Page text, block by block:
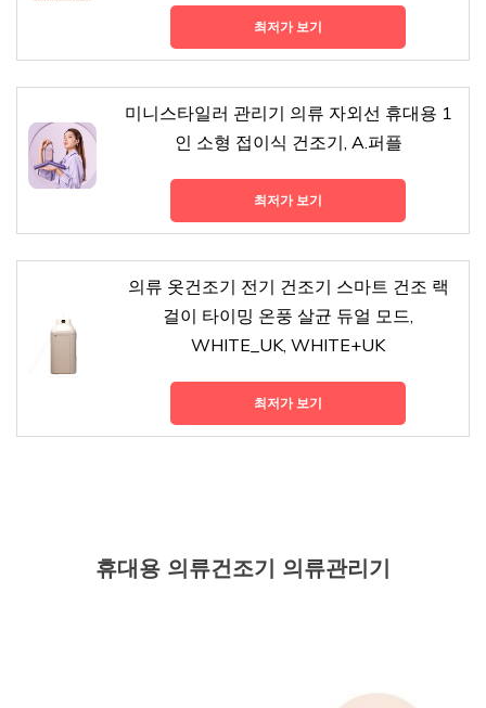
최저가 보기
미니스타일러 관리기 의류 자외선 휴대용 1
인 소형 접이식 건조기, A.퍼플
최저가 보기
의류 옷건조기 전기 건조기 스마트 건조 랙
걸이 타이밍 온풍 살균 듀얼 모드,
WHITE_UK, WHITE+UK
최저가 보기
휴대용 의류건조기 의류관리기